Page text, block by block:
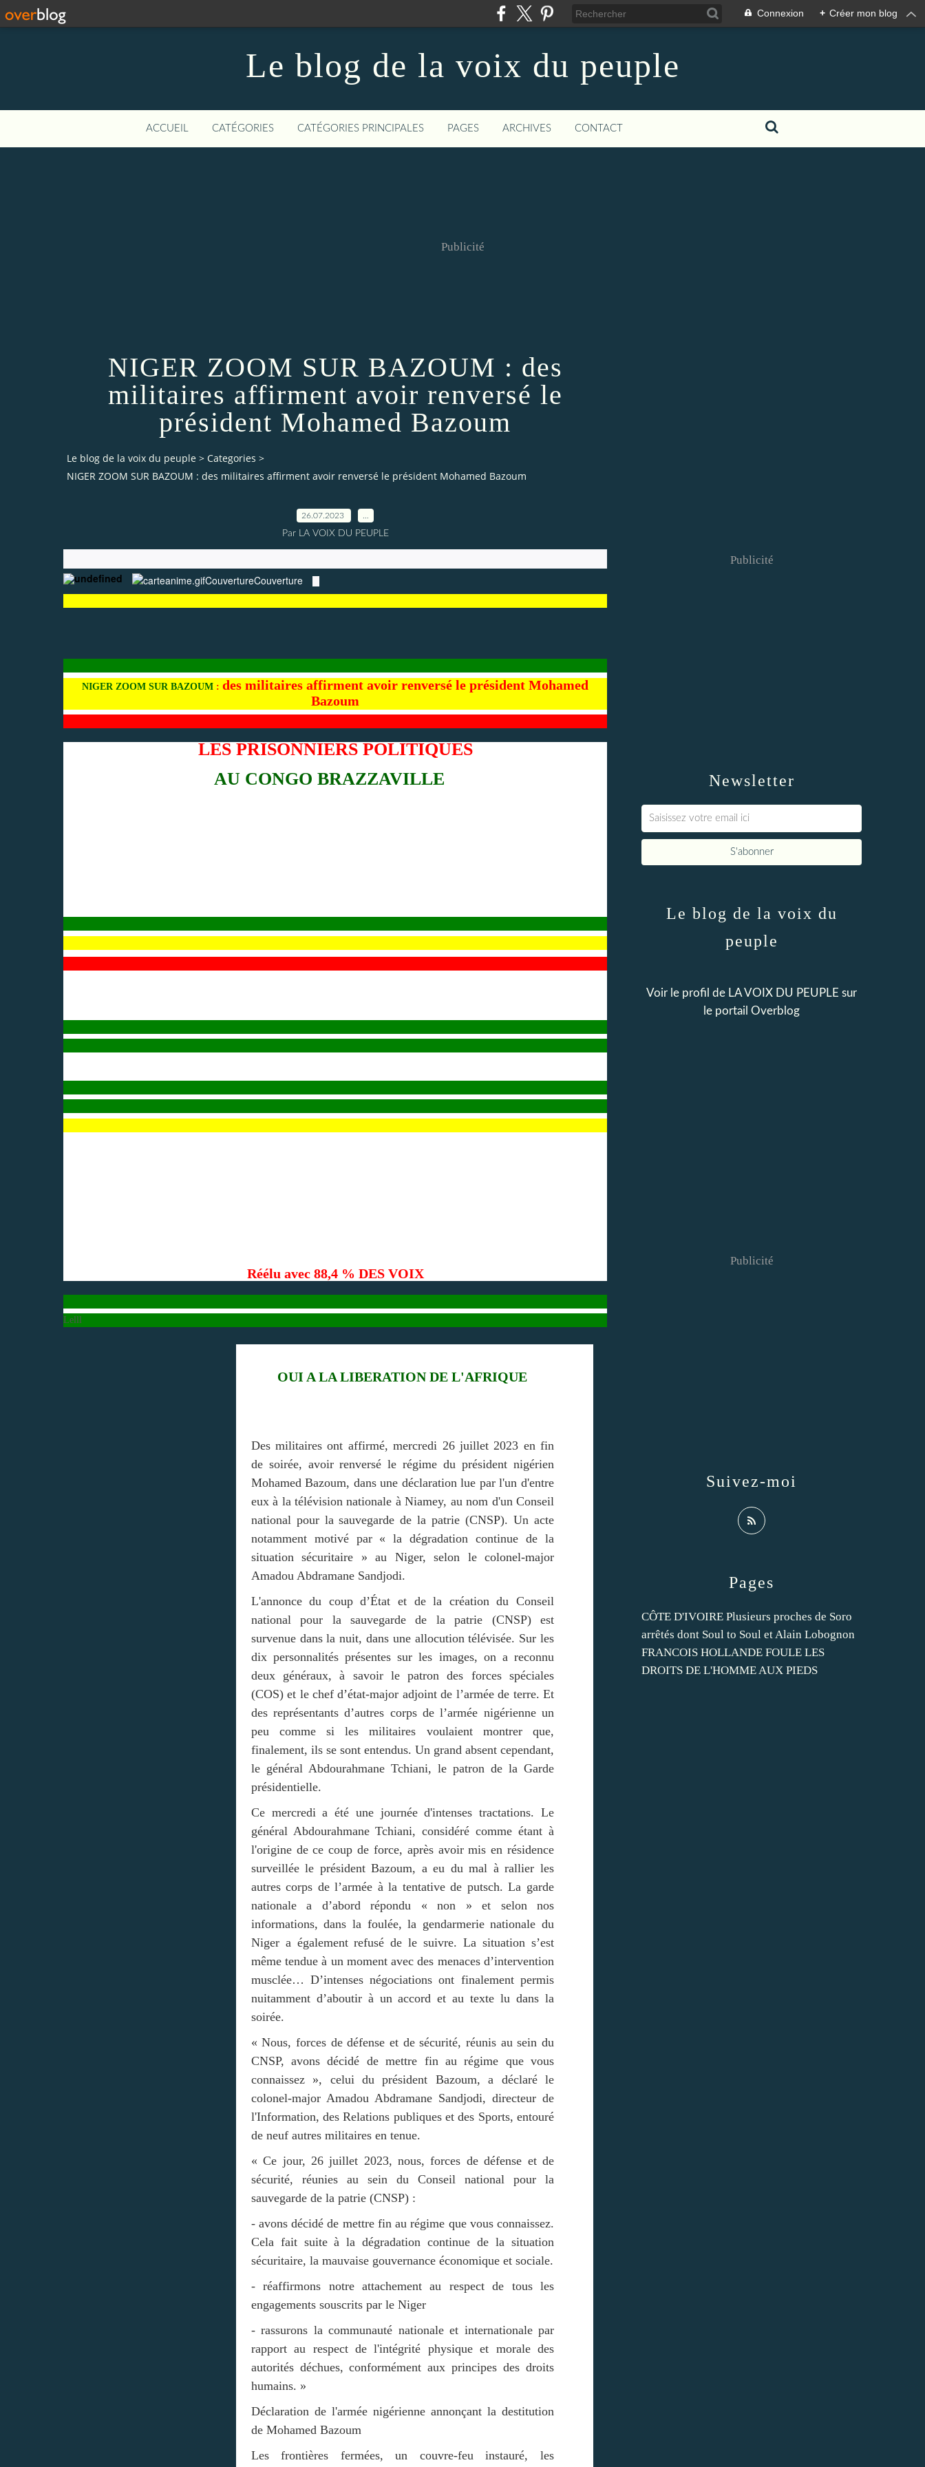
Connexion + Créer mon blog
Le blog de la voix du peuple
ACCUEIL CATÉGORIES CATÉGORIES PRINCIPALES PAGES ARCHIVES CONTACT
Publicité
NIGER ZOOM SUR BAZOUM : des
militaires affirment avoir renversé le
président Mohamed Bazoum
Le blog de la voix du peuple > Categories >
NIGER ZOOM SUR BAZOUM : des militaires affirment avoir renversé le président Mohamed Bazoum
26.07.2023
Par LA VOIX DU PEUPLE
CouvertureCouverture
NIGER ZOOM SUR BAZOUM : des militaires affirment avoir renversé le président Mohamed
Bazoum
LES PRISONNIERS POLITIQUES
AU CONGO BRAZZAVILLE
Réélu avec 88,4 % DES VOIX
Lelll
OUI A LA LIBERATION DE L'AFRIQUE
Des militaires ont affirmé, mercredi 26 juillet 2023 en fin
de soirée, avoir renversé le régime du président nigérien
Mohamed Bazoum, dans une déclaration lue par l'un d'entre
eux à la télévision nationale à Niamey, au nom d'un Conseil
national pour la sauvegarde de la patrie (CNSP). Un acte
notamment motivé par « la dégradation continue de la
situation sécuritaire » au Niger, selon le colonel-major
Amadou Abdramane Sandjodi.
L'annonce du coup d’État et de la création du Conseil
national pour la sauvegarde de la patrie (CNSP) est
survenue dans la nuit, dans une allocution télévisée. Sur les
dix personnalités présentes sur les images, on a reconnu
deux généraux, à savoir le patron des forces spéciales
(COS) et le chef d’état-major adjoint de l’armée de terre. Et
des représentants d’autres corps de l’armée nigérienne un
peu comme si les militaires voulaient montrer que,
finalement, ils se sont entendus. Un grand absent cependant,
le général Abdourahmane Tchiani, le patron de la Garde
présidentielle.
Ce mercredi a été une journée d'intenses tractations. Le
général Abdourahmane Tchiani, considéré comme étant à
l'origine de ce coup de force, après avoir mis en résidence
surveillée le président Bazoum, a eu du mal à rallier les
autres corps de l’armée à la tentative de putsch. La garde
nationale a d’abord répondu « non » et selon nos
informations, dans la foulée, la gendarmerie nationale du
Niger a également refusé de le suivre. La situation s’est
même tendue à un moment avec des menaces d’intervention
musclée… D’intenses négociations ont finalement permis
nuitamment d’aboutir à un accord et au texte lu dans la
soirée.
« Nous, forces de défense et de sécurité, réunis au sein du
CNSP, avons décidé de mettre fin au régime que vous
connaissez », celui du président Bazoum, a déclaré le
colonel-major Amadou Abdramane Sandjodi, directeur de
l'Information, des Relations publiques et des Sports, entouré
de neuf autres militaires en tenue.
« Ce jour, 26 juillet 2023, nous, forces de défense et de
sécurité, réunies au sein du Conseil national pour la
sauvegarde de la patrie (CNSP) :
- avons décidé de mettre fin au régime que vous connaissez.
Cela fait suite à la dégradation continue de la situation
sécuritaire, la mauvaise gouvernance économique et sociale.
- réaffirmons notre attachement au respect de tous les
engagements souscrits par le Niger
- rassurons la communauté nationale et internationale par
rapport au respect de l'intégrité physique et morale des
autorités déchues, conformément aux principes des droits
humains. »
Déclaration de l'armée nigérienne annonçant la destitution
de Mohamed Bazoum
Les frontières fermées, un couvre-feu instauré, les
Newsletter
Publicité
Pages
CÔTE D'IVOIRE Plusieurs proches de Soro
arrêtés dont Soul to Soul et Alain Lobognon
FRANCOIS HOLLANDE FOULE LES
DROITS DE L'HOMME AUX PIEDS
Le blog de la voix du
peuple
Voir le profil de LA VOIX DU PEUPLE sur
le portail Overblog
Suivez-moi
Publicité